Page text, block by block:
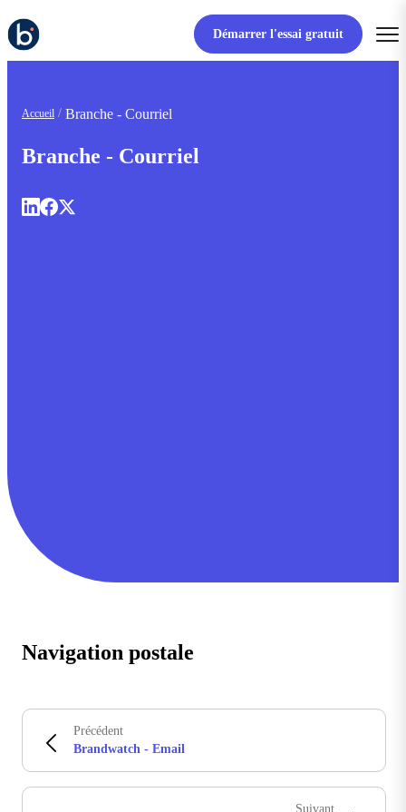
Démarrer l'essai gratuit
Accueil Branche - Courriel
Branche - Courriel
Navigation postale
Précédent
Brandwatch - Email
Suivant